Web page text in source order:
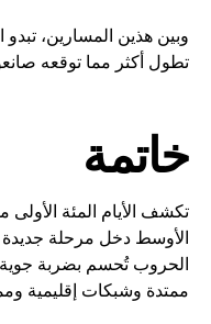
وبين هذين المسارين،
تطول أكثر مما توقعه
خاتمة
تكشف الأيام المئة
الأوسط دخل مرحلة
الحروب تُحسم بضربة جوية
ممتدة وشبكات إقليمية